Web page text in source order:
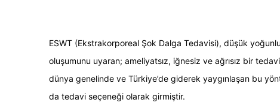
ESWT (Ekstrakorporeal Şok Dalga Tedavisi), düşük
oluşumunu uyaran; ameliyatsız, iğnesiz ve ağrısız bir
dünya genelinde ve Türkiye’de giderek yaygınlaşan bu
da tedavi seçeneği olarak girmiştir.